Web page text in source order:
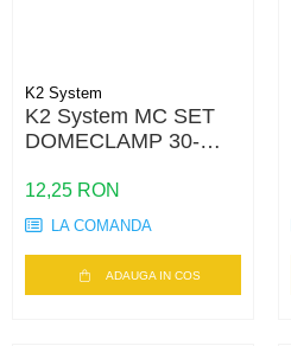
K2 System
K2 System MC SET
DOMECLAMP 30-
UNIVERSAL
12,25 RON
LA COMANDA
ADAUGA IN COS